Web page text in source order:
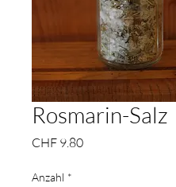
Rosmarin-Salz
CHF 9.80Preis
Anzahl *